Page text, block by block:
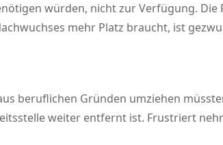
würden, nicht zur Verfügung. Die
mehr Platz braucht, ist
beruflichen Gründen umziehen
weiter entfernt ist. Frustriert